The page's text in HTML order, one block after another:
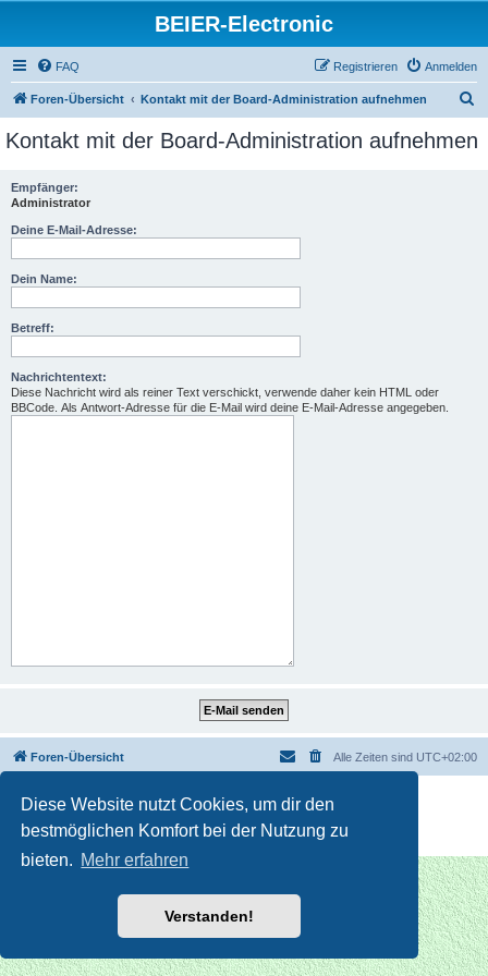
Diese Website nutzt Cookies, um dir den
bestmöglichen Komfort bei der Nutzung zu
bieten. Mehr erfahren
Verstanden!
BEIER-Electronic
FAQ Anmelden
Registrieren
Foren-Übersicht Kontakt mit der Board-Administration aufnehmen
c
Kontakt mit der Board-Administration aufnehmen
Empfänger:
Administrator
Deine E-Mail-Adresse:
Dein Name:
Betreff:
Nachrichtentext:
Diese Nachricht wird als reiner Text verschickt, verwende daher kein HTML oder
BBCode. Als Antwort-Adresse für die E-Mail wird deine E-Mail-Adresse angegeben.
Foren-Übersicht Alle Zeiten sind UTC+02:00
Powered by phpBB
® Forum Software © phpBB Limited
Deutsche Übersetzung durch
Datenschutz|Nutzungsbedingungen